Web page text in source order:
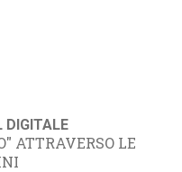
DIGITALE
ATTRAVERSO LE